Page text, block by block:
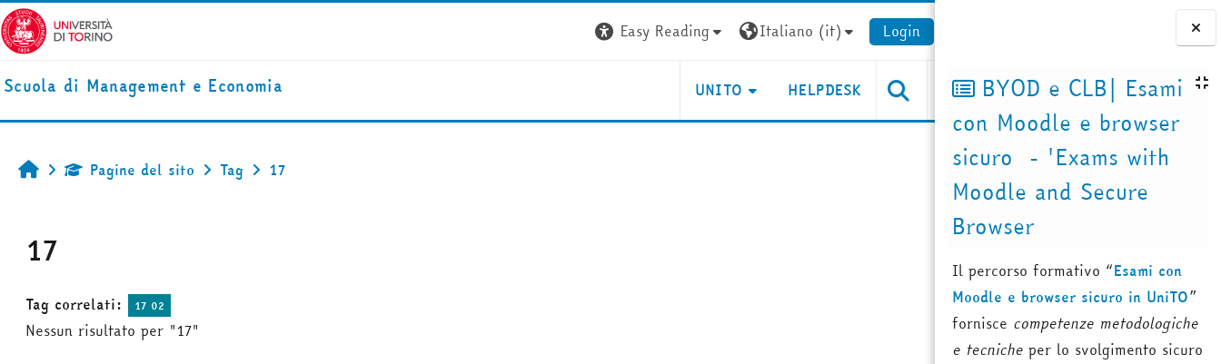
Vai al contenuto principale
Blocchi
BYOD e CLB| Esami
con Moodle e browser
sicuro - 'Exams with
Moodle and Secure
Browser
Il percorso formativo “Esami con
Moodle e browser sicuro in UniTO”
fornisce competenze metodologiche
e tecniche per lo svolgimento sicuro
Easy Reading Italiano ‎(it)‎ Login
Scuola di Management e Economia UNITO HELPDESK
HomePagine del sito Tag 17
17
Tag correlati: 17 02
Nessun risultato per "17"